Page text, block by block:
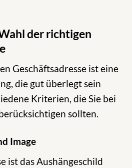
der richtigen
Geschäftsadresse ist eine
die gut überlegt sein
Kriterien, die Sie bei
sollten.
Image
ist das Aushängeschild